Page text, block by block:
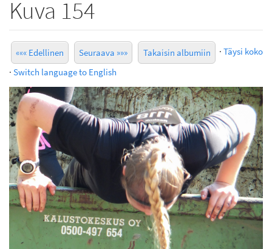
Kuva 154
««« Edellinen Seuraava »»» Takaisin albumiin · Täysi koko
· Switch language to English